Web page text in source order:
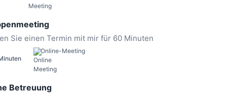
Sie einen Termin mit mir für 60 Minuten
Online-Meeting
Betreuung